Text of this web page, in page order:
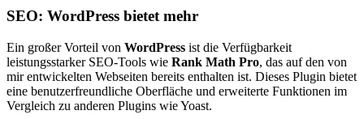
SEO: WordPress bietet mehr
Ein großer Vorteil von WordPress ist die Verfügbarkeit
leistungsstarker SEO-Tools wie Rank Math Pro, das auf den von
mir entwickelten Webseiten bereits enthalten ist. Dieses Plugin bietet
eine benutzerfreundliche Oberfläche und erweiterte Funktionen im
Vergleich zu anderen Plugins wie Yoast.